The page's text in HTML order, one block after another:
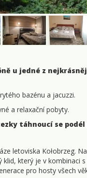
u jedné z
bazénu a jacuzzi.
a relaxační pobyty.
táhnoucí se podél
letoviska Kołobrzeg.
klid, který je v kombinaci
pro hosty všech